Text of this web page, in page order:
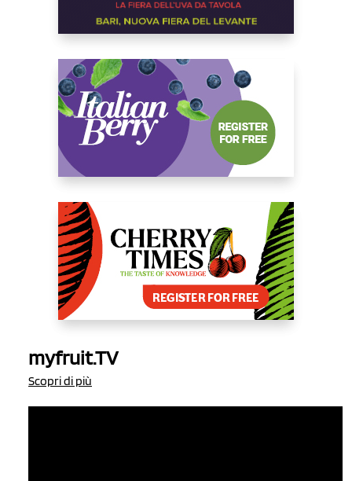
myfruit.TV
Scopri di più